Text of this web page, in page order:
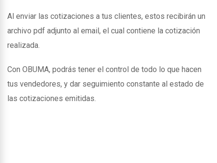
Al enviar las cotizaciones a tus clientes, estos recibirán un
archivo pdf adjunto al email, el cual contiene la cotización
realizada.
Con OBUMA, podrás tener el control de todo lo que hacen
tus vendedores, y dar seguimiento constante al estado de
las cotizaciones emitidas.